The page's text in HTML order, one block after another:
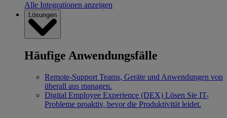
Alle Integrationen anzeigen
Lösungen
Häufige Anwendungsfälle
Remote-Support Teams, Geräte und Anwendungen von
überall aus managen.
Digital Employee Experience (DEX) Lösen Sie IT-
Probleme proaktiv, bevor die Produktivität leidet.